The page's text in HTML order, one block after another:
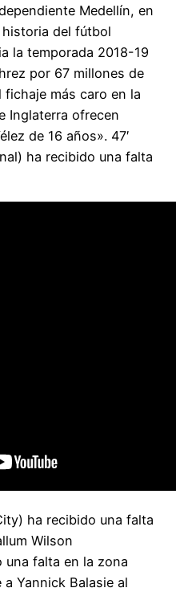
Medellín, en
del fútbol
la temporada 2018-19
por 67 millones de
más caro en la
Inglaterra ofrecen
de 16 años». 47′
ha recibido una falta
ha recibido una falta
Wilson
una falta en la zona
Yannick Balasie al